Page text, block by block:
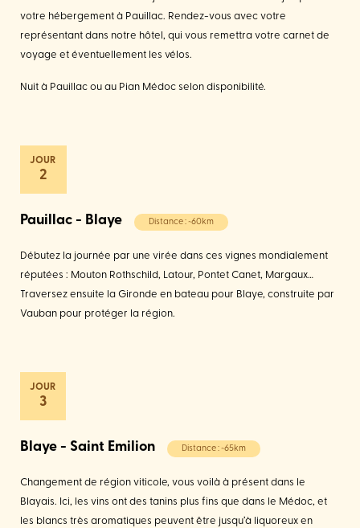
votre hébergement à Pauillac. Rendez-vous avec votre
représentant dans notre hôtel, qui vous remettra votre carnet de
voyage et éventuellement les vélos.
Nuit à Pauillac ou au Pian Médoc selon disponibilité.
2
Pauillac - Blaye Distance : ~60km
Débutez la journée par une virée dans ces vignes mondialement
réputées : Mouton Rothschild, Latour, Pontet Canet, Margaux…
Traversez ensuite la Gironde en bateau pour Blaye, construite par
Vauban pour protéger la région.
3
Blaye - Saint Emilion Distance : ~65km
Changement de région viticole, vous voilà à présent dans le
Blayais. Ici, les vins ont des tanins plus fins que dans le Médoc, et
les blancs très aromatiques peuvent être jusqu’à liquoreux en